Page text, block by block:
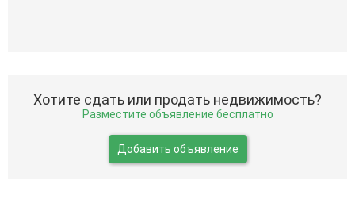
Хотите сдать или продать недвижимость?
Разместите объявление бесплатно
Добавить объявление